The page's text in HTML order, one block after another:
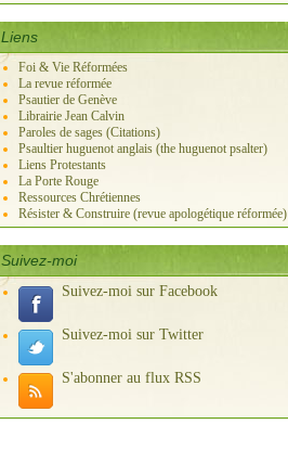
Liens
Foi & Vie Réformées
La revue réformée
Psautier de Genève
Librairie Jean Calvin
Paroles de sages (Citations)
Psaultier huguenot anglais (the huguenot psalter)
Liens Protestants
La Porte Rouge
Ressources Chrétiennes
Résister & Construire (revue apologétique réformée)
Suivez-moi
Suivez-moi sur Facebook
Suivez-moi sur Twitter
S'abonner au flux RSS